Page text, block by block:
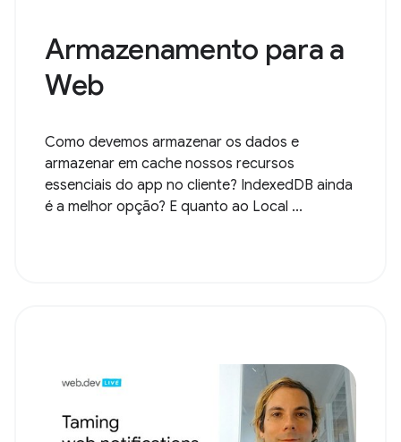
Armazenamento para a
Web
Como devemos armazenar os dados e
armazenar em cache nossos recursos
essenciais do app no cliente? IndexedDB ainda
é a melhor opção? E quanto ao Local ...